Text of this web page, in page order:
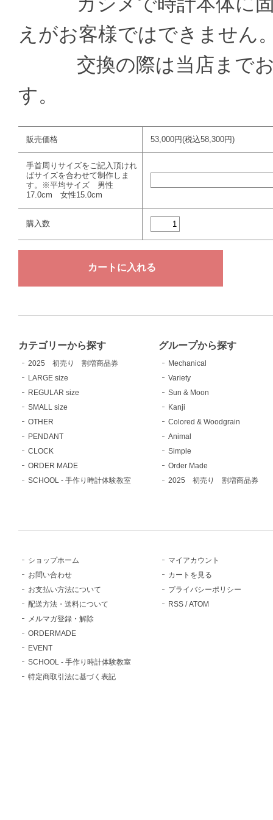
えがお客様ではできません
交換の際は当店までお
す。
販売価格 53,000円(税込58,300円)
手首周りサイズをご記入頂けれ
ばサイズを合わせて制作しま
す。※平均サイズ 男性
17.0cm 女性15.0cm
購入数
カテゴリーから探す
2025 初売り 割増商品券
LARGE size
REGULAR size
SMALL size
OTHER
PENDANT
CLOCK
ORDER MADE
SCHOOL - 手作り時計体験教室
グループから探す
Mechanical
Variety
Sun & Moon
Kanji
Colored & Woodgrain
Animal
Simple
Order Made
2025 初売り 割増商品券
ショップホーム
お問い合わせ
お支払い方法について
配送方法・送料について
メルマガ登録・解除
ORDERMADE
EVENT
SCHOOL - 手作り時計体験教室
特定商取引法に基づく表記
マイアカウント
カートを見る
プライバシーポリシー
RSS /ATOM